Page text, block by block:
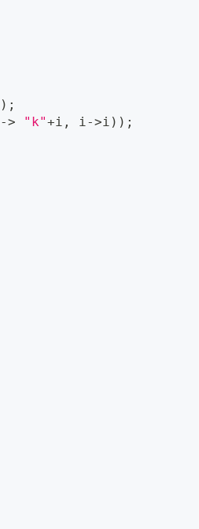
) ;
-> "k"+i , i ->i ) ) ;